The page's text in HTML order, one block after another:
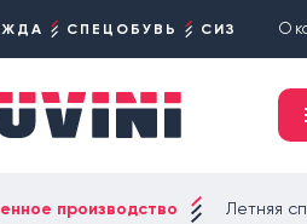
СПЕЦОБУВЬ СИЗ О
производство Летняя